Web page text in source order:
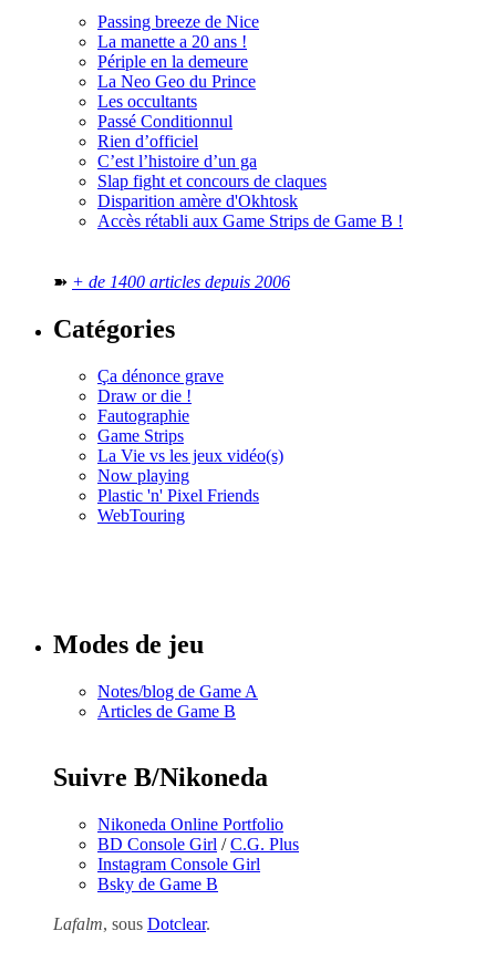
Passing breeze de Nice
La manette a 20 ans !
Périple en la demeure
La Neo Geo du Prince
Les occultants
Passé Conditionnul
Rien d’officiel
C’est l’histoire d’un ga
Slap fight et concours de claques
Disparition amère d'Okhtosk
Accès rétabli aux Game Strips de Game B !
➽ + de 1400 articles depuis 2006
Catégories
Ça dénonce grave
Draw or die !
Fautographie
Game Strips
La Vie vs les jeux vidéo(s)
Now playing
Plastic 'n' Pixel Friends
WebTouring
Modes de jeu
Notes/blog de Game A
Articles de Game B
Suivre B/Nikoneda
Nikoneda Online Portfolio
BD Console Girl /C.G. Plus
Instagram Console Girl
Bsky de Game B
Lafalm, sous Dotclear.